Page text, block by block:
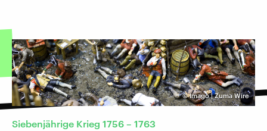
©Imago | Zuma Wire
Siebenjährige Krieg 1756 – 1763